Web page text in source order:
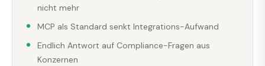
nicht mehr
MCP als Standard senkt Integrations-Aufwand
Endlich Antwort auf Compliance-Fragen aus
Konzernen